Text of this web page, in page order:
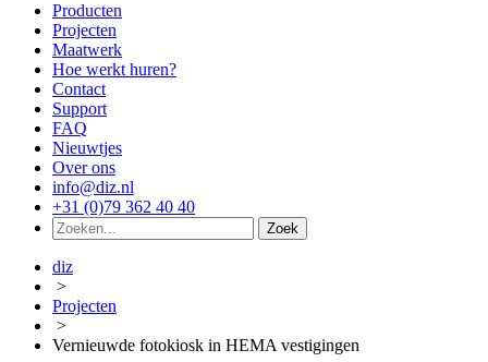
Producten
Projecten
Maatwerk
Hoe werkt huren?
Contact
Support
FAQ
Nieuwtjes
Over ons
info@diz.nl
+31 (0)79 362 40 40
diz
>
Projecten
>
Vernieuwde fotokiosk in HEMA vestigingen